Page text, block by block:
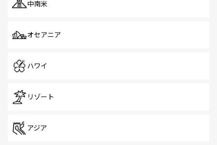
中南米
オセアニア
ハワイ
リゾート
アジア